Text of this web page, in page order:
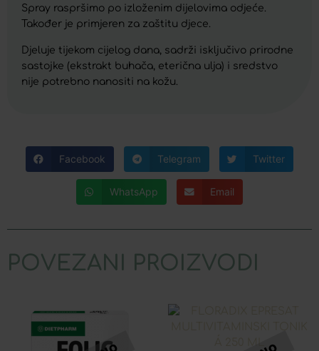
Spray raspršimo po izloženim dijelovima odjeće.
Također je primjeren za zaštitu djece.
Djeluje tijekom cijelog dana, sadrži isključivo prirodne
sastojke (ekstrakt buhača, eterična ulja) i sredstvo
nije potrebno nanositi na kožu.
Facebook Telegram Twitter
WhatsApp Email
POVEZANI PROIZVODI